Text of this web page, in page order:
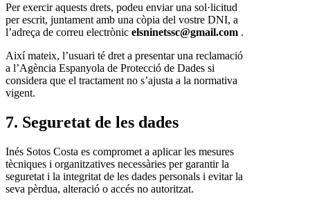
Per exercir aquests drets, podeu enviar una sol·licitud
per escrit, juntament amb una còpia del vostre DNI, a
l’adreça de correu electrònic elsninetssc@gmail.com .
Així mateix, l’usuari té dret a presentar una reclamació
a l’Agència Espanyola de Protecció de Dades si
considera que el tractament no s’ajusta a la normativa
vigent.
7. Seguretat de les dades
Inés Sotos Costa es compromet a aplicar les mesures
tècniques i organitzatives necessàries per garantir la
seguretat i la integritat de les dades personals i evitar la
seva pèrdua, alteració o accés no autoritzat.